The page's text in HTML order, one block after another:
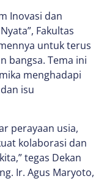
Inovasi dan
Fakultas
untuk terus
bangsa. Tema ini
menghadapi
isu
perayaan usia,
kolaborasi dan
tegas Dekan
Ir. Agus Maryoto,